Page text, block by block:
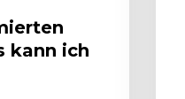
kann ich